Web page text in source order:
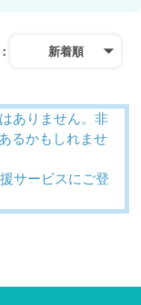
新着順
ありません。非
るかもしれませ
サービスにご登